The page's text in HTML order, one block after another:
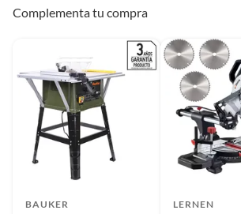
Complementa tu compra
BAUKER LERNEN